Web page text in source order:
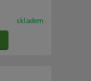
skladem